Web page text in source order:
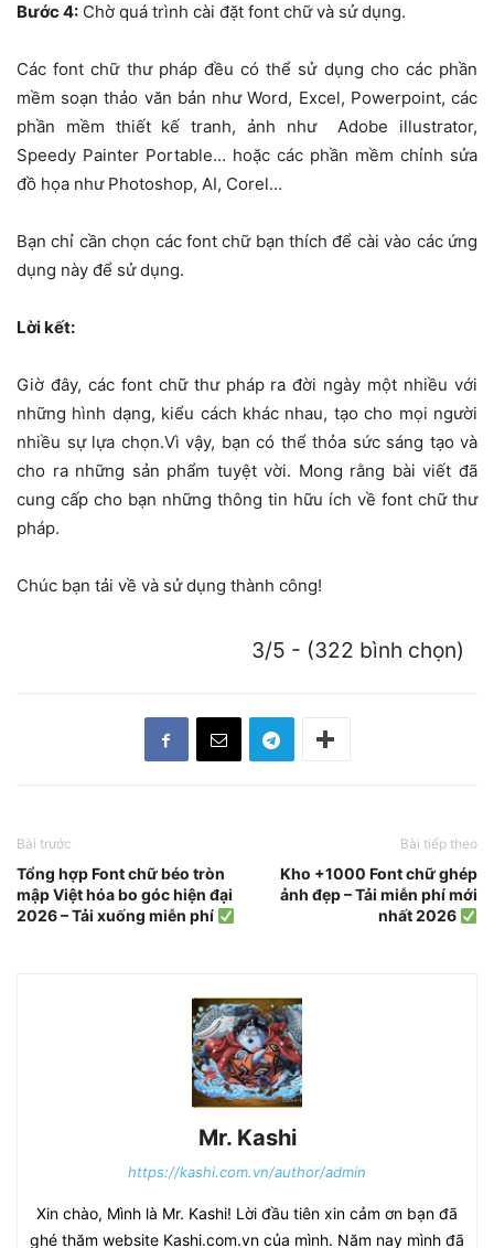
Bước 4: Chờ quá trình cài đặt font chữ và sử dụng.
Các font chữ thư pháp đều có thể sử dụng cho các phần
mềm soạn thảo văn bản như Word, Excel, Powerpoint, các
phần mềm thiết kế tranh, ảnh như Adobe illustrator,
Speedy Painter Portable… hoặc các phần mềm chỉnh sửa
đồ họa như Photoshop, AI, Corel…
Bạn chỉ cần chọn các font chữ bạn thích để cài vào các ứng
dụng này để sử dụng.
Lời kết:
Giờ đây, các font chữ thư pháp ra đời ngày một nhiều với
những hình dạng, kiểu cách khác nhau, tạo cho mọi người
nhiều sự lựa chọn.Vì vậy, bạn có thể thỏa sức sáng tạo và
cho ra những sản phẩm tuyệt vời. Mong rằng bài viết đã
cung cấp cho bạn những thông tin hữu ích về font chữ thư
pháp.
Chúc bạn tải về và sử dụng thành công!
3/5 - (322 bình chọn)
Bài trước
Tổng hợp Font chữ béo tròn
mập Việt hóa bo góc hiện đại
2026 – Tải xuống miễn phí
Bài tiếp theo
Kho +1000 Font chữ ghép
ảnh đẹp – Tải miễn phí mới
nhất 2026
Mr. Kashi
https://kashi.com.vn/author/admin
Xin chào, Mình là Mr. Kashi! Lời đầu tiên xin cảm ơn bạn đã
ghé thăm website Kashi.com.vn của mình. Năm nay mình đã